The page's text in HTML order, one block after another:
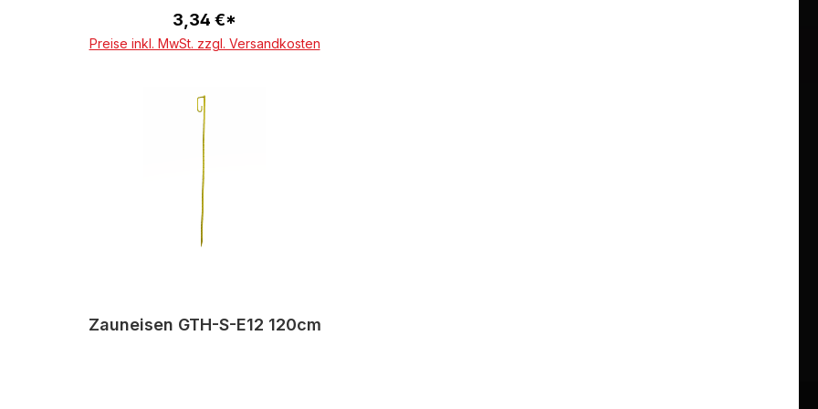
3,34 €*
Preise inkl. MwSt. zzgl. Versandkosten
In den Warenkorb
Zauneisen GTH-S-E12 120cm